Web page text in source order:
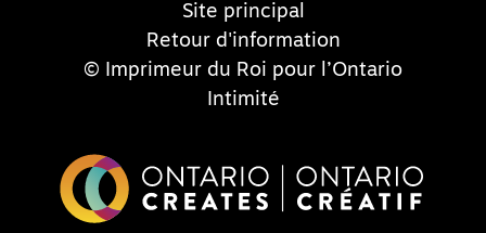
Site principal
Retour d'information
© Imprimeur du Roi pour l’Ontario
Intimité